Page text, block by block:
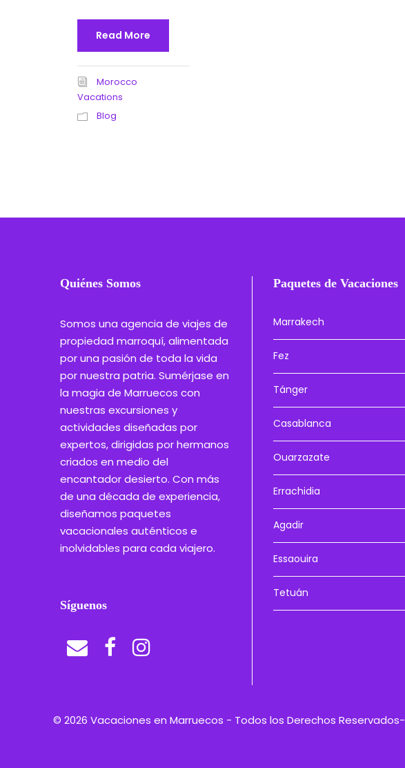
Read More
Morocco
Vacations
Blog
Quiénes Somos
Somos una agencia de viajes de
propiedad marroquí, alimentada
por una pasión de toda la vida
por nuestra patria. Sumérjase en
la magia de Marruecos con
nuestras excursiones y
actividades diseñadas por
expertos, dirigidas por hermanos
criados en medio del
encantador desierto. Con más
de una década de experiencia,
diseñamos paquetes
vacacionales auténticos e
inolvidables para cada viajero.
Síguenos
Paquetes de Vacaciones
Marrakech
Fez
Tánger
Casablanca
Ouarzazate
Errachidia
Agadir
Essaouira
Tetuán
© 2026 Vacaciones en Marruecos - Todos los Derechos Reservados-